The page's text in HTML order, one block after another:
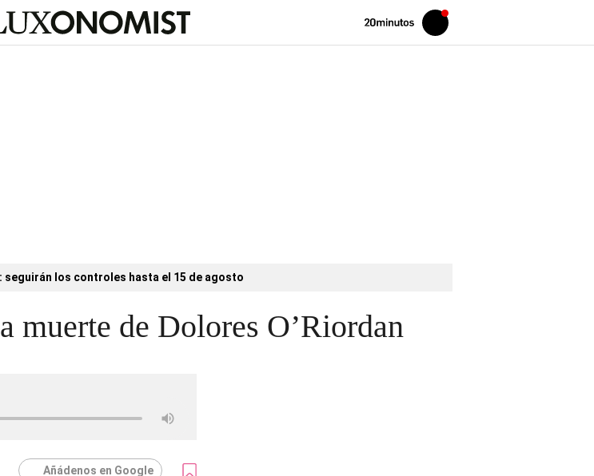
Volver
Iniciar
sesión
seguirán los controles hasta el 15 de agosto
muerte de Dolores O’Riordan
Añádenos en Google